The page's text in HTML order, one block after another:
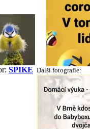
SPIKE Další fotografie: